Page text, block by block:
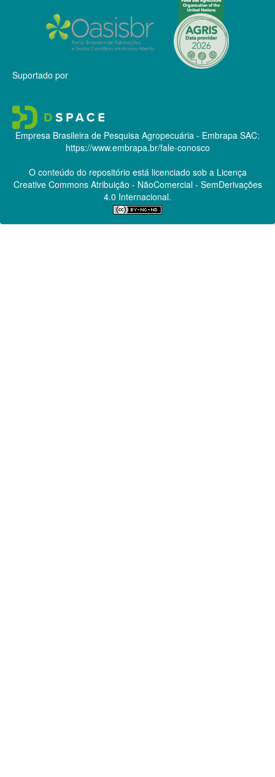
Suportado por
Empresa Brasileira de Pesquisa Agropecuária - Embrapa SAC:
https://www.embrapa.br/fale-conosco
O conteúdo do repositório está licenciado sob a Licença
Creative CommonsAtribuição - NãoComercial - SemDerivações
4.0 Internacional.